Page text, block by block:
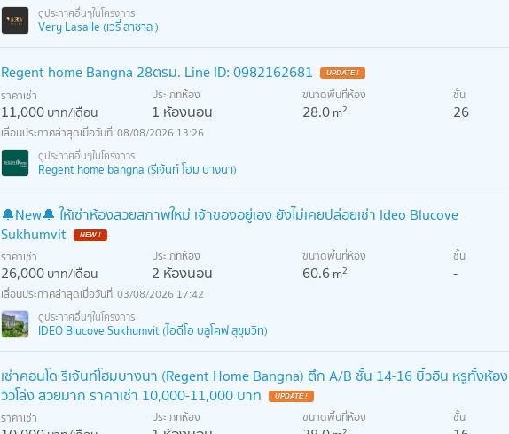
Very Lasalle (เวรี่ ลาซาล )
Regent home Bangna 28ตรม. Line ID: 0982162681 UPDATE !
ราคาเช่า
11,000บาท/เดือน
ประเภทห้อง
1 ห้องนอน
ขนาดพื้นที่ห้อง
28.0m2
ชั้น
26
08/08/2026 13:26
Regent home bangna (รีเจ้นท์ โฮม บางนา)
🔔New🔔 ให้เช่าห้องสวยสภาพใหม่ เจ้าของอยู่เอง ยังไม่เคยปล่อยเช่า Ideo Blucove
Sukhumvit
NEW !
ราคาเช่า
26,000บาท/เดือน
ประเภทห้อง
2 ห้องนอน
ขนาดพื้นที่ห้อง
60.6m2
ชั้น
-
03/08/2026 17:42
IDEO Blucove Sukhumvit (ไอดีโอ บลูโคฟ สุขุมวิท)
เช่าคอนโด รีเจ้นท์โฮมบางนา (Regent Home Bangna) ตึก A/B ชั้น 14-16 บิ้วอิน หรูทั้งห้อง
วิวโล่ง สวยมาก ราคาเช่า 10,000-11,000 บาท
UPDATE !
ราคาเช่า ประเภทห้อง ขนาดพื้นที่ห้อง ชั้น